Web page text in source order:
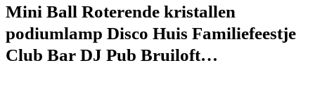
Mini Ball Roterende kristallen
podiumlamp Disco Huis Familiefeestje
Club Bar DJ Pub Bruiloft…